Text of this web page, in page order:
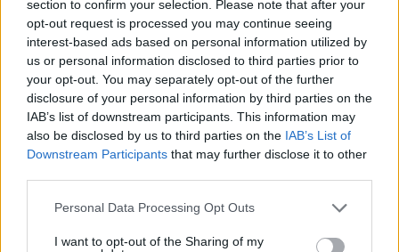
section to confirm your selection. Please note that after your
opt-out request is processed you may continue seeing
interest-based ads based on personal information utilized by
us or personal information disclosed to third parties prior to
your opt-out. You may separately opt-out of the further
disclosure of your personal information by third parties on the
IAB’s list of downstream participants. This information may
also be disclosed by us to third parties on the IAB’s List of
Downstream Participants that may further disclose it to other
Please note that this website/app uses one or more Google
not limited to your visit or usage behaviour. You may click to
Personal Data Processing Opt Outs
I want to opt-out of the Sharing of my